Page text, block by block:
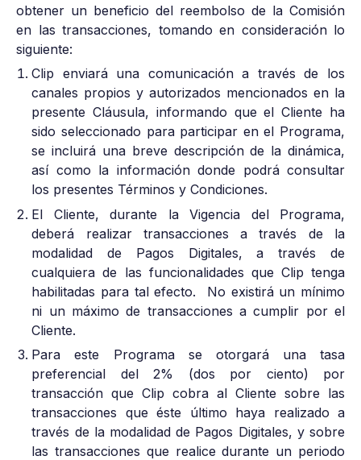
obtener un beneficio del reembolso de la Comisión
en las transacciones, tomando en consideración lo
siguiente:
Clip enviará una comunicación a través de los
canales propios y autorizados mencionados en la
presente Cláusula, informando que el Cliente ha
sido seleccionado para participar en el Programa,
se incluirá una breve descripción de la dinámica,
así como la información donde podrá consultar
los presentes Términos y Condiciones.
El Cliente, durante la Vigencia del Programa,
deberá realizar transacciones a través de la
modalidad de Pagos Digitales, a través de
cualquiera de las funcionalidades que Clip tenga
habilitadas para tal efecto. No existirá un mínimo
ni un máximo de transacciones a cumplir por el
Cliente.
Para este Programa se otorgará una tasa
preferencial del 2% (dos por ciento) por
transacción que Clip cobra al Cliente sobre las
transacciones que éste último haya realizado a
través de la modalidad de Pagos Digitales, y sobre
las transacciones que realice durante un periodo